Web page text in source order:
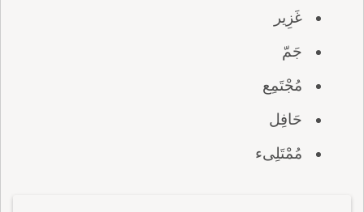
غَزِير
جَمّ
مُجْتَمِع
حَافِل
مُمْتَلِىء